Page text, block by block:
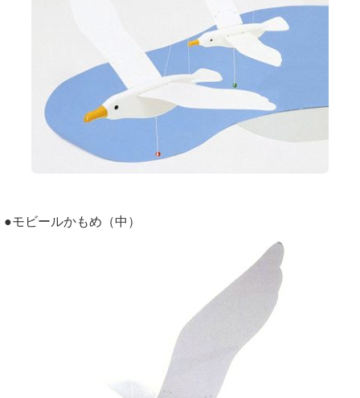
●モビールかもめ（中）